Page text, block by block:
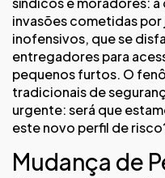
invasões cometidas
inofensivos, que se
entregadores para
pequenos furtos. O
tradicionais de
urgente: será que
este novo perfil de
Mudança de